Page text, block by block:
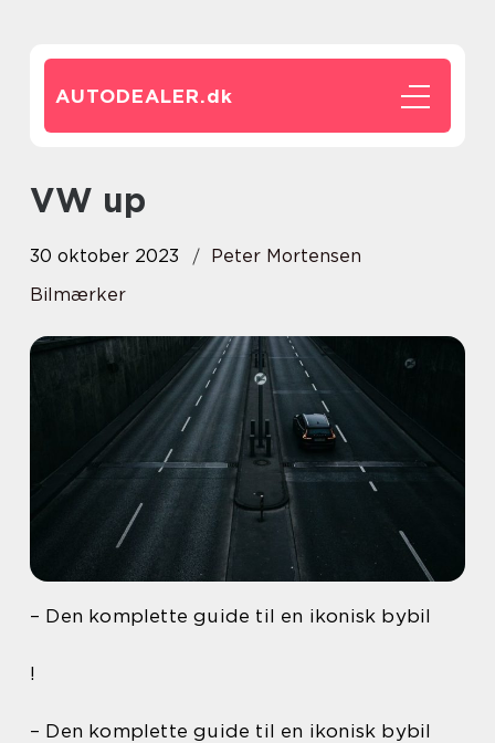
AUTODEALER.dk
VW up
30 oktober 2023
Peter Mortensen
Bilmærker
– Den komplette guide til en ikonisk bybil
!
– Den komplette guide til en ikonisk bybil